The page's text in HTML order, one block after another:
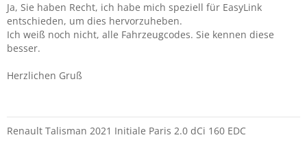
Ja, Sie haben Recht, ich habe mich speziell für EasyLink
entschieden, um dies hervorzuheben.
Ich weiß noch nicht, alle Fahrzeugcodes. Sie kennen diese
besser.
Herzlichen Gruß
Renault Talisman 2021 Initiale Paris 2.0 dCi 160 EDC